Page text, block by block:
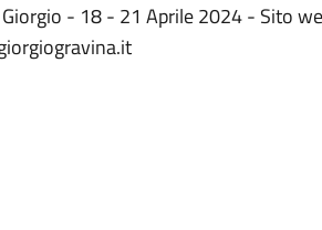
- 18 - 21 Aprile 2024 - Sito